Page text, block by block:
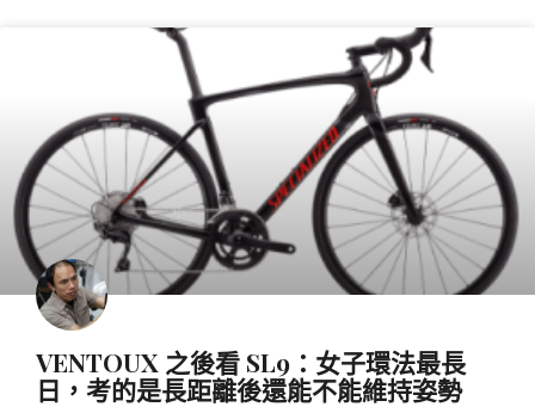
VENTOUX 之後看 SL9：女子環法最長
日，考的是長距離後還能不能維持姿勢